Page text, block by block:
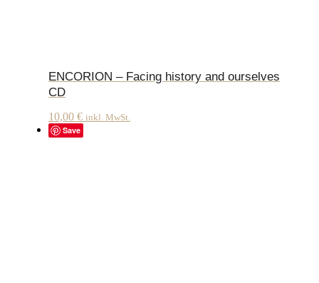
ENCORION – Facing history and ourselves
CD
10,00 € inkl. MwSt.
Save